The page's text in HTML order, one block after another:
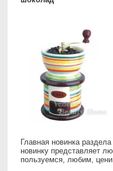
Главная новинка
новинку представляет
пользуемся, любим,